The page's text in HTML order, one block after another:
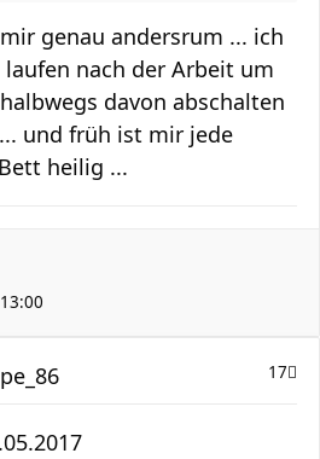
genau andersrum ... ich
laufen nach der Arbeit um
davon abschalten
und früh ist mir jede
heilig ...
17